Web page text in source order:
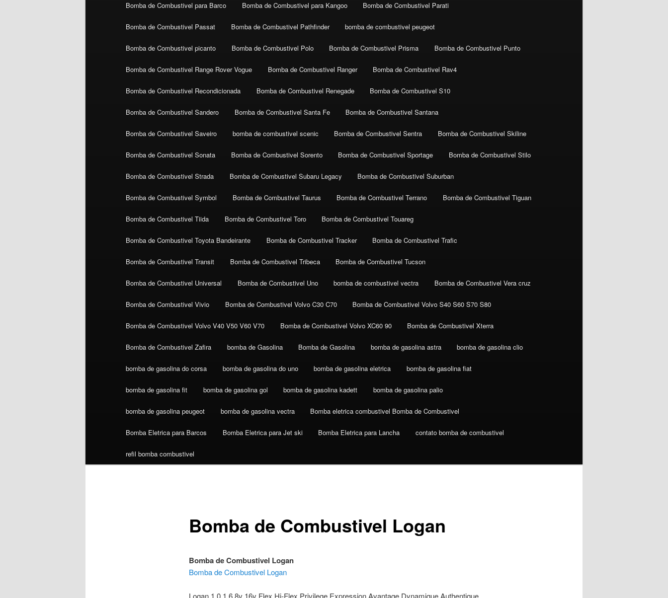
Bomba de Combustivel para Barco Bomba de Combustivel para Kangoo Bomba de Combustivel Parati
Bomba de Combustivel Passat Bomba de Combustivel Pathfinder bomba de combustivel peugeot
Bomba de Combustivel picanto Bomba de Combustivel Polo Bomba de Combustivel Prisma Bomba de Combustivel Punto
Bomba de Combustivel Range Rover Vogue Bomba de Combustivel Ranger Bomba de Combustivel Rav4
Bomba de Combustivel Recondicionada Bomba de Combustivel Renegade Bomba de Combustivel S10
Bomba de Combustivel Sandero Bomba de Combustivel Santa Fe Bomba de Combustivel Santana
Bomba de Combustivel Saveiro bomba de combustivel scenic Bomba de Combustivel Sentra Bomba de Combustivel Skiline
Bomba de Combustivel Sonata Bomba de Combustivel Sorento Bomba de Combustivel Sportage Bomba de Combustivel Stilo
Bomba de Combustivel Strada Bomba de Combustivel Subaru Legacy Bomba de Combustivel Suburban
Bomba de Combustivel Symbol Bomba de Combustivel Taurus Bomba de Combustivel Terrano Bomba de Combustivel Tiguan
Bomba de Combustivel Tiida Bomba de Combustivel Toro Bomba de Combustivel Touareg
Bomba de Combustivel Toyota Bandeirante Bomba de Combustivel Tracker Bomba de Combustivel Trafic
Bomba de Combustivel Transit Bomba de Combustivel Tribeca Bomba de Combustivel Tucson
Bomba de Combustivel Universal Bomba de Combustivel Uno bomba de combustivel vectra Bomba de Combustivel Vera cruz
Bomba de Combustivel Vivio Bomba de Combustivel Volvo C30 C70 Bomba de Combustivel Volvo S40 S60 S70 S80
Bomba de Combustivel Volvo V40 V50 V60 V70 Bomba de Combustivel Volvo XC60 90 Bomba de Combustivel Xterra
Bomba de Combustivel Zafira bomba de Gasolina Bomba de Gasolina bomba de gasolina astra bomba de gasolina clio
bomba de gasolina do corsa bomba de gasolina do uno bomba de gasolina eletrica bomba de gasolina fiat
bomba de gasolina fit bomba de gasolina gol bomba de gasolina kadett bomba de gasolina palio
bomba de gasolina peugeot bomba de gasolina vectra Bomba eletrica combustivel Bomba de Combustivel
Bomba Eletrica para Barcos Bomba Eletrica para Jet ski Bomba Eletrica para Lancha contato bomba de combustivel
refil bomba combustivel
Bomba de Combustivel Logan
Bomba de Combustivel Logan
Bomba de Combustivel Logan